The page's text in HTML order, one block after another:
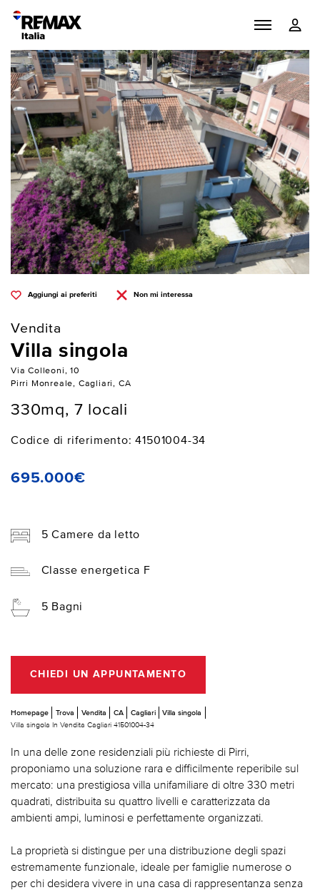
Aggiungi ai preferiti Non mi interessa
Vendita
Villa singola
Via Colleoni, 10
Pirri Monreale, Cagliari, CA
330mq, 7 locali
Codice di riferimento: 41501004-34
695.000€
5 Camere da letto
Classe energetica F
5 Bagni
CHIEDI UN APPUNTAMENTO
Homepage Trova Vendita CA Cagliari
Villa singola
Villa singola In Vendita Cagliari 41501004-34
In una delle zone residenziali più richieste di Pirri,
proponiamo una soluzione rara e difficilmente reperibile sul
mercato: una prestigiosa villa unifamiliare di oltre 330 metri
quadrati, distribuita su quattro livelli e caratterizzata da
ambienti ampi, luminosi e perfettamente organizzati.
La proprietà si distingue per una distribuzione degli spazi
estremamente funzionale, ideale per famiglie numerose o
per chi desidera vivere in una casa di rappresentanza senza